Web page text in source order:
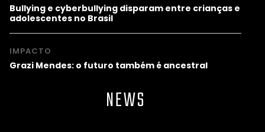
Bullying e cyberbullying disparam entre crianças e
adolescentes no Brasil
IMPACTO
Grazi Mendes: o futuro também é ancestral
NEWS